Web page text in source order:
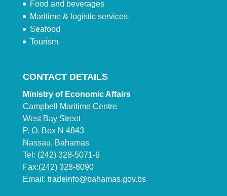
Food and beverages
Maritime & logistic services
Seafood
Tourism
CONTACT DETAILS
Ministry of Economic Affairs
Campbell Maritime Centre
West Bay Street
P. O. Box N 4843
Nassau, Bahamas
Tel: (242) 328-5071-6
Fax:(242) 328-8090
Email: tradeinfo@bahamas.gov.bs